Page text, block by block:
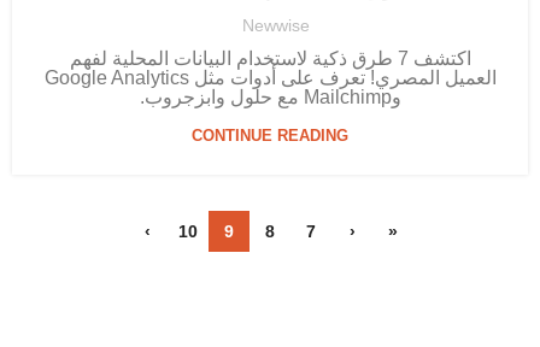
Newwise
اكتشف 7 طرق ذكية لاستخدام البيانات المحلية لفهم
العميل المصري! تعرف على أدوات مثل Google Analytics
وMailchimp مع حلول وابزجروب.
CONTINUE READING
«
‹
7
8
9
10
›